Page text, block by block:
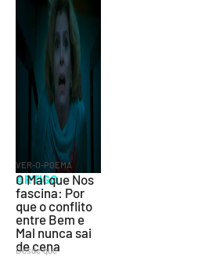
VER-O-POEMA
ARTIGO
O Mal que Nos
fascina: Por
que o conflito
entre Bem e
Mal nunca sai
de cena
Desde que